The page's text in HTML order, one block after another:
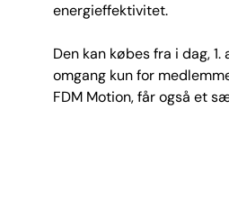
energieffektivitet.
Den kan købes fra i dag,
omgang kun for
FDM Motion, får også et